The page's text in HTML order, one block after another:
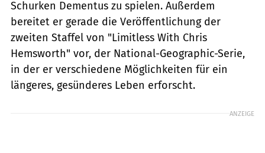
Schurken Dementus zu spielen. Außerdem
bereitet er gerade die Veröffentlichung der
zweiten Staffel von "Limitless With Chris
Hemsworth" vor, der National-Geographic-Serie,
in der er verschiedene Möglichkeiten für ein
längeres, gesünderes Leben erforscht.
ANZEIGE